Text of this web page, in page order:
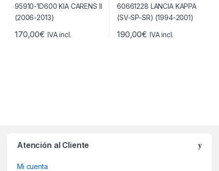
170,00€ IVA incl. 190,00€ IVA incl.
Atención al Cliente
Mi cuenta